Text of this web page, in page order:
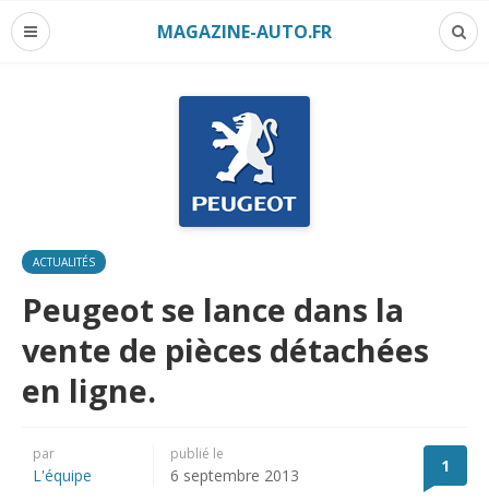
MAGAZINE-AUTO.FR
ACTUALITÉS
Peugeot se lance dans la
vente de pièces détachées
en ligne.
par
L'équipe
publié le
6 septembre 2013 1